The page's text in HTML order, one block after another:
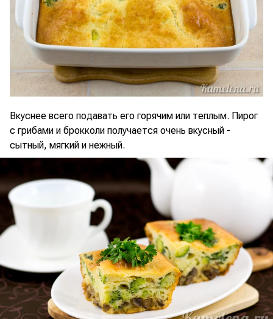
Вкуснее всего подавать его горячим или теплым. Пирог
с грибами и брокколи получается очень вкусный -
сытный, мягкий и нежный.